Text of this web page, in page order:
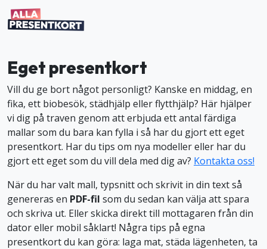
Eget presentkort
Vill du ge bort något personligt? Kanske en middag, en
fika, ett biobesök, städhjälp eller flytthjälp? Här hjälper
vi dig på traven genom att erbjuda ett antal färdiga
mallar som du bara kan fylla i så har du gjort ett eget
presentkort. Har du tips om nya modeller eller har du
gjort ett eget som du vill dela med dig av? Kontakta oss!
När du har valt mall, typsnitt och skrivit in din text så
genereras en PDF-fil som du sedan kan välja att spara
och skriva ut. Eller skicka direkt till mottagaren från din
dator eller mobil såklart! Några tips på egna
presentkort du kan göra: laga mat, städa lägenheten, ta